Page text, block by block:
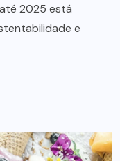
2025 está
e